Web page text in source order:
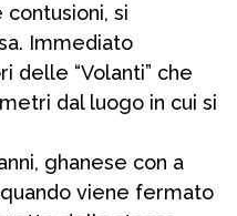
si
Immediato
delle “Volanti” che
dal luogo in cui si
ghanese con a
viene fermato